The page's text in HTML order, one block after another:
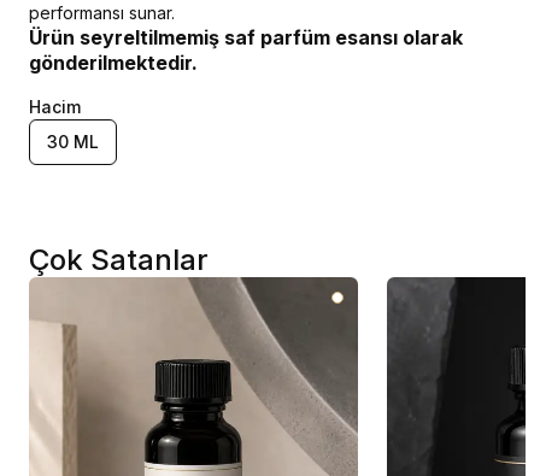
performansı sunar.
Ürün seyreltilmemiş saf parfüm esansı olarak
gönderilmektedir.
Hacim
30 ML
Çok Satanlar